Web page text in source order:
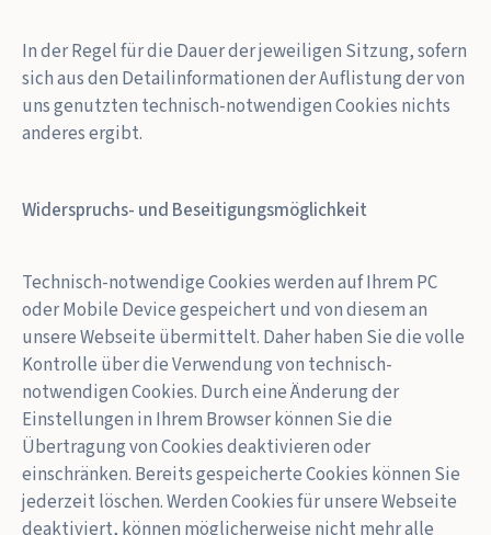
In der Regel für die Dauer der jeweiligen Sitzung, sofern
sich aus den Detailinformationen der Auflistung der von
uns genutzten technisch-notwendigen Cookies nichts
anderes ergibt.
Widerspruchs- und Beseitigungsmöglichkeit
Technisch-notwendige Cookies werden auf Ihrem PC
oder Mobile Device gespeichert und von diesem an
unsere Webseite übermittelt. Daher haben Sie die volle
Kontrolle über die Verwendung von technisch-
notwendigen Cookies. Durch eine Änderung der
Einstellungen in Ihrem Browser können Sie die
Übertragung von Cookies deaktivieren oder
einschränken. Bereits gespeicherte Cookies können Sie
jederzeit löschen. Werden Cookies für unsere Webseite
deaktiviert, können möglicherweise nicht mehr alle